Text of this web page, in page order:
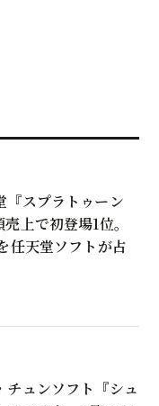
『スプラトゥーン
上で初登場1位。
任天堂ソフトが占
チュンソフト『シュ